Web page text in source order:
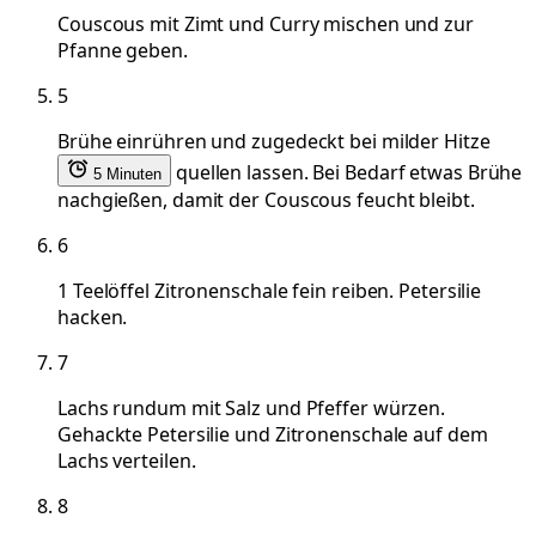
Couscous mit Zimt und Curry mischen und zur
Pfanne geben.
5
Brühe einrühren und zugedeckt bei milder Hitze
5 Minuten
quellen lassen. Bei Bedarf etwas Brühe
nachgießen, damit der Couscous feucht bleibt.
6
1 Teelöffel Zitronenschale fein reiben. Petersilie
hacken.
7
Lachs rundum mit Salz und Pfeffer würzen.
Gehackte Petersilie und Zitronenschale auf dem
Lachs verteilen.
8